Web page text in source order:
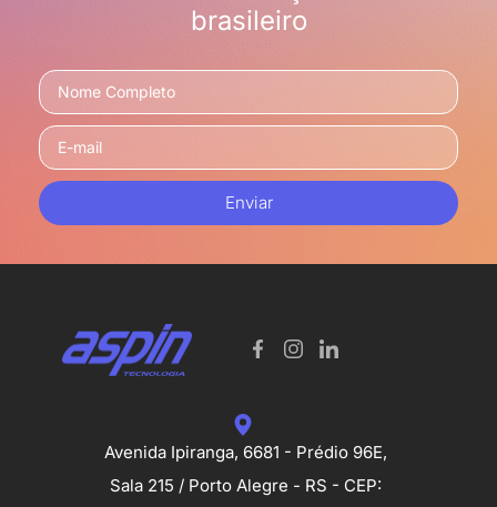
brasileiro
Enviar
Avenida Ipiranga, 6681 - Prédio 96E,
Sala 215 / Porto Alegre - RS - CEP: